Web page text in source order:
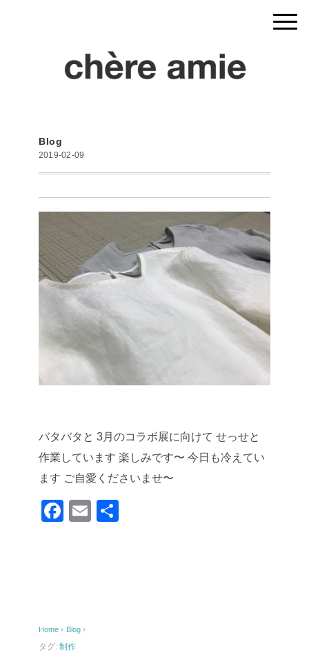
Blog
2019-02-09
バタバタと 3月のコラボ展に向けて せっせと
作業しています 楽しみです〜 今日も冷えてい
ます ご自愛くださいませ〜
F
o
o
E
Home › Blog ›
タグ: 制作